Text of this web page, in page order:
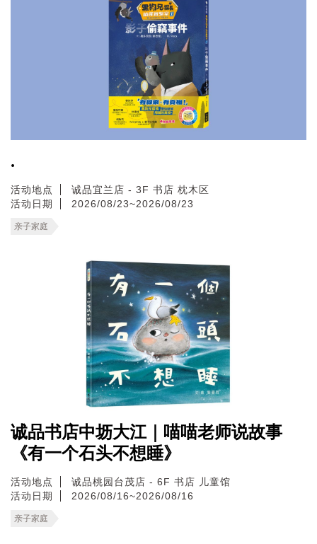
.
活动地点
诚品宜兰店 - 3F 书店 枕木区
活动日期
2026/08/23~2026/08/23
亲子家庭
诚品书店中坜大江｜喵喵老师说故事
《有一个石头不想睡》
活动地点
诚品桃园台茂店 - 6F 书店 儿童馆
活动日期
2026/08/16~2026/08/16
亲子家庭